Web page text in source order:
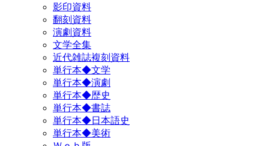
影印資料
翻刻資料
演劇資料
文学全集
近代雑誌複刻資料
単行本◆文学
単行本◆演劇
単行本◆歴史
単行本◆書誌
単行本◆日本語史
単行本◆美術